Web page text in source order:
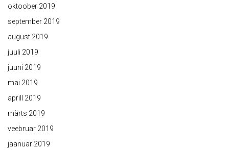
oktoober 2019
september 2019
august 2019
juuli 2019
juuni 2019
mai 2019
aprill 2019
märts 2019
veebruar 2019
jaanuar 2019